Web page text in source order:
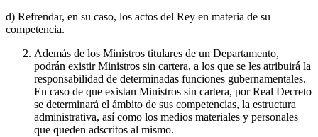
d) Refrendar, en su caso, los actos del Rey en materia de su
competencia.
Además de los Ministros titulares de un Departamento,
podrán existir Ministros sin cartera, a los que se les atribuirá la
responsabilidad de determinadas funciones gubernamentales.
En caso de que existan Ministros sin cartera, por Real Decreto
se determinará el ámbito de sus competencias, la estructura
administrativa, así como los medios materiales y personales
que queden adscritos al mismo.